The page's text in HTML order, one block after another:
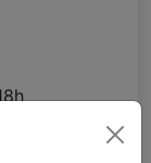
Saturnino
Vitória/ES,